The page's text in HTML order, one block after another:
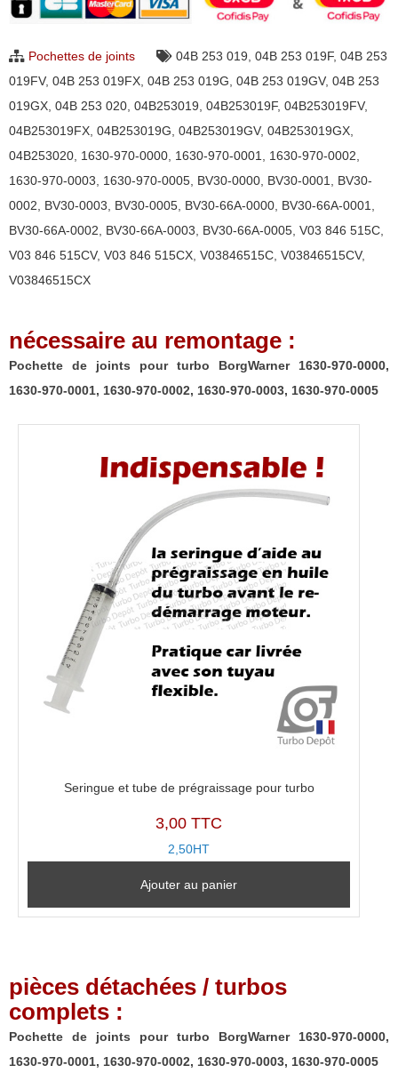
joints
turbo
BorgWarner
1630-
970-
0003,
Pochettes de joints 04B 253 019, 04B 253 019F, 04B 253
019FV, 04B 253 019FX, 04B 253 019G, 04B 253 019GV, 04B 253
019GX, 04B 253 020, 04B253019, 04B253019F, 04B253019FV,
04B253019FX, 04B253019G, 04B253019GV, 04B253019GX,
04B253020, 1630-970-0000, 1630-970-0001, 1630-970-0002,
1630-970-0003, 1630-970-0005, BV30-0000, BV30-0001, BV30-
0002, BV30-0003, BV30-0005, BV30-66A-0000, BV30-66A-0001,
BV30-66A-0002, BV30-66A-0003, BV30-66A-0005, V03 846 515C,
V03 846 515CV, V03 846 515CX, V03846515C, V03846515CV,
V03846515CX
nécessaire au remontage :
Pochette de joints pour turbo BorgWarner 1630-970-0000,
1630-970-0001, 1630-970-0002, 1630-970-0003, 1630-970-0005
Seringue et tube de prégraissage pour turbo
3,00 TTC
2,50HT
Ajouter au panier
pièces détachées / turbos
complets :
Pochette de joints pour turbo BorgWarner 1630-970-0000,
1630-970-0001, 1630-970-0002, 1630-970-0003, 1630-970-0005